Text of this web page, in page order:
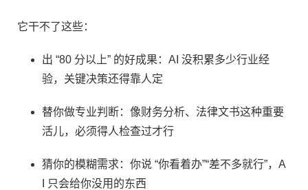
它干不了这些：​
出 “80 分以上” 的好成果：AI 没积累多少行业经
验，关键决策还得靠人定​
替你做专业判断：像财务分析、法律文书这种重要
活儿，必须得人检查过才行​
猜你的模糊需求：你说 “你看着办”“差不多就行”，A
I 只会给你没用的东西​